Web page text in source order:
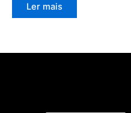
Ler mais